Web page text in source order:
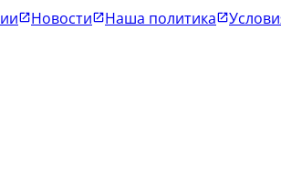
Новости Наша политика